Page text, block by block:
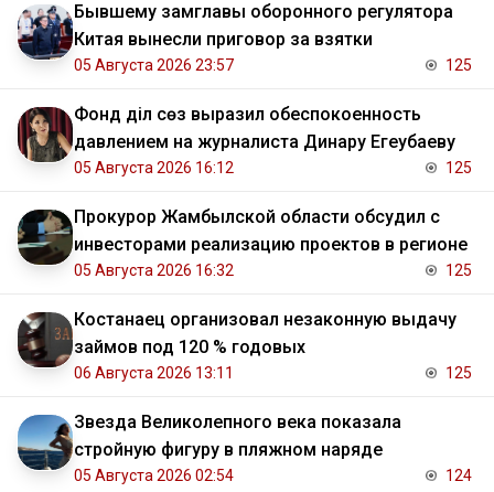
Бывшему замглавы оборонного регулятора
Китая вынесли приговор за взятки
05 Августа 2026 23:57 125
Фонд Әділ сөз выразил обеспокоенность
давлением на журналиста Динару Егеубаеву
05 Августа 2026 16:12 125
Прокурор Жамбылской области обсудил с
инвесторами реализацию проектов в регионе
05 Августа 2026 16:32 125
Костанаец организовал незаконную выдачу
займов под 120 % годовых
06 Августа 2026 13:11 125
Звезда Великолепного века показала
стройную фигуру в пляжном наряде
05 Августа 2026 02:54 124